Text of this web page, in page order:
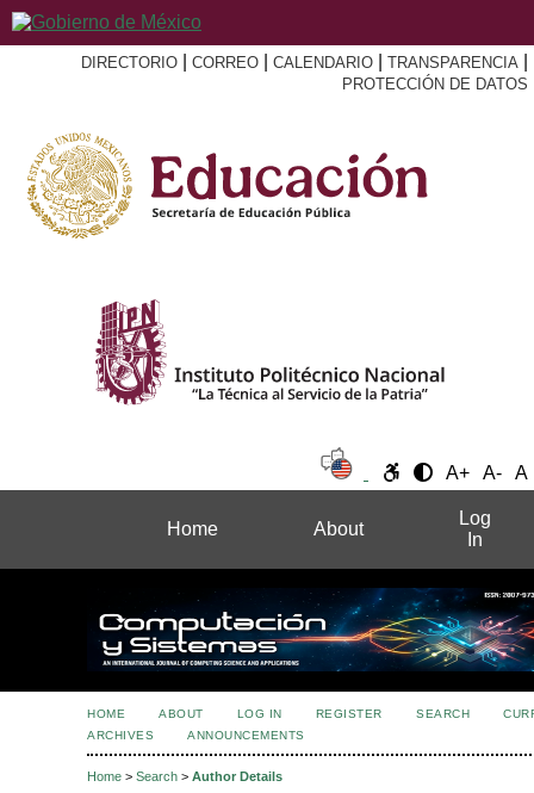
DIRECTORIO CORREO CALENDARIO TRANSPARENCIA
PROTECCIÓN DE DATOS
A+ A- A
Home About
Log
In
HOME ABOUT LOG IN REGISTER SEARCH
ARCHIVES
ANNOUNCEMENTS
Home > Search > Author Details